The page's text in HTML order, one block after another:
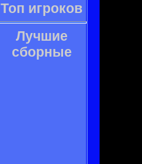
Топ игроков
Лучшие
сборные